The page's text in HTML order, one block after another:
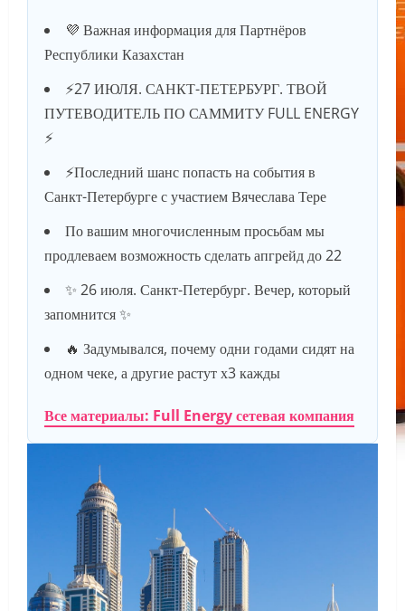
💜 Важная информация для Партнёров
Республики Казахстан
⚡️27 ИЮЛЯ. САНКТ-ПЕТЕРБУРГ. ТВОЙ
ПУТЕВОДИТЕЛЬ ПО САММИТУ FULL ENERGY
⚡️
⚡️Последний шанс попасть на события в
Санкт-Петербурге с участием Вячеслава Тере
По вашим многочисленным просьбам мы
продлеваем возможность сделать апгрейд до 22
✨ 26 июля. Санкт-Петербург. Вечер, который
запомнится ✨
🔥 Задумывался, почему одни годами сидят на
одном чеке, а другие растут х3 кажды
Все материалы: Full Energy сетевая компания